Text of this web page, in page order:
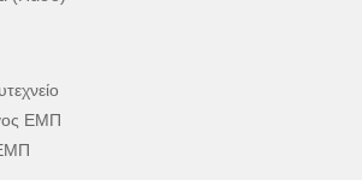
ΕΜΠ